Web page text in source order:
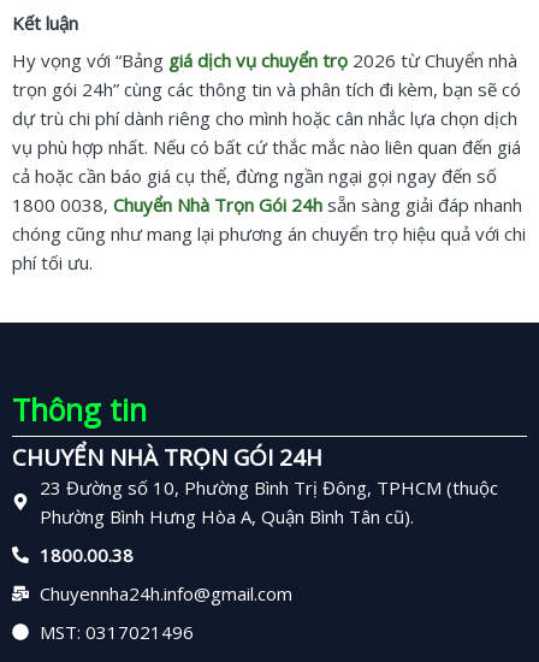
Kết luận
Hy vọng với “Bảng giá dịch vụ chuyển trọ 2026 từ Chuyển nhà
trọn gói 24h” cùng các thông tin và phân tích đi kèm, bạn sẽ có
dự trù chi phí dành riêng cho mình hoặc cân nhắc lựa chọn dịch
vụ phù hợp nhất. Nếu có bất cứ thắc mắc nào liên quan đến giá
cả hoặc cần báo giá cụ thể, đừng ngần ngại gọi ngay đến số
1800 0038, Chuyển Nhà Trọn Gói 24h sẵn sàng giải đáp nhanh
chóng cũng như mang lại phương án chuyển trọ hiệu quả với chi
phí tối ưu.
Thông tin
CHUYỂN NHÀ TRỌN GÓI 24H
23 Đường số 10, Phường Bình Trị Đông, TPHCM (thuộc
Phường Bình Hưng Hòa A, Quận Bình Tân cũ).
1800.00.38
Chuyennha24h.info@gmail.com
MST: 0317021496